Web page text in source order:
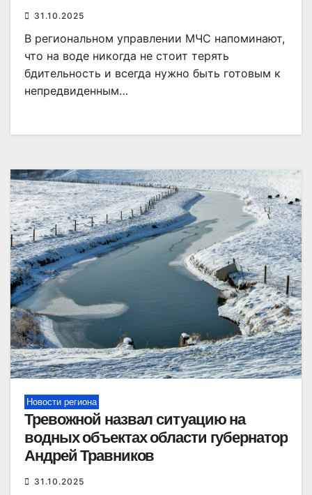
31.10.2025
В региональном управлении МЧС напоминают,
что на воде никогда не стоит терять
бдительность и всегда нужно быть готовым к
непредвиденным…
Новости региона
Тревожной назвал ситуацию на
водных объектах области губернатор
Андрей Травников
31.10.2025